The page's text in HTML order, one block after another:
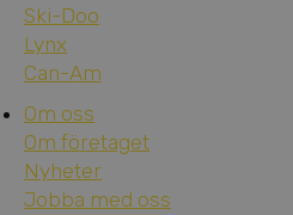
Ski-Doo
Lynx
Can-Am
Om oss
Om företaget
Nyheter
Jobba med oss